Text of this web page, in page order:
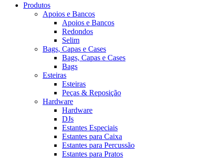
Produtos
Apoios e Bancos
Apoios e Bancos
Redondos
Selim
Bags, Capas e Cases
Bags, Capas e Cases
Bags
Esteiras
Esteiras
Peças & Reposição
Hardware
Hardware
DJs
Estantes Especiais
Estantes para Caixa
Estantes para Percussão
Estantes para Pratos